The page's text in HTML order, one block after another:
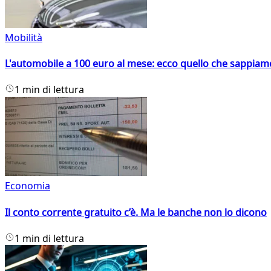
Mobilità
L'automobile a 100 euro al mese: ecco quello che
1 min di lettura
Economia
Il conto corrente gratuito c’è. Ma le banche non lo dicono
1 min di lettura